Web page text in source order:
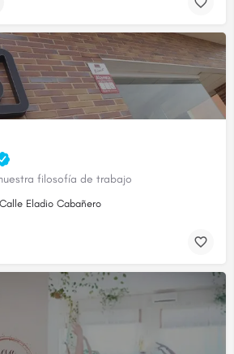
filosofía de trabajo
Calle Eladio Cabañero